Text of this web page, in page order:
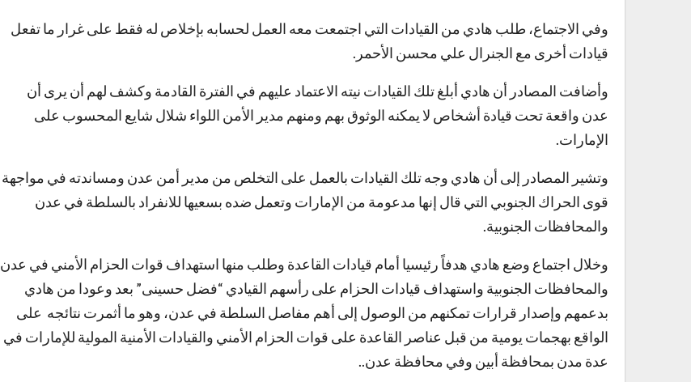
وفي الاجتماع، طلب هادي من القيادات التي اجتمعت معه العمل لحسابه بإخلاص له فقط على غرار ما تفعل
قيادات أخرى مع الجنرال علي محسن الأحمر.
وأضافت المصادر أن هادي أبلغ تلك القيادات نيته الاعتماد عليهم في الفترة القادمة وكشف لهم أن يرى أن
عدن واقعة تحت قيادة أشخاص لا يمكنه الوثوق بهم ومنهم مدير الأمن اللواء شلال شايع المحسوب على
الإمارات.
وتشير المصادر إلى أن هادي وجه تلك القيادات بالعمل على التخلص من مدير أمن عدن ومساندته في مواجهة
قوى الحراك الجنوبي التي قال إنها مدعومة من الإمارات وتعمل ضده بسعيها للانفراد بالسلطة في عدن
والمحافظات الجنوبية.
وخلال اجتماع وضع هادي هدفاً رئيسيا أمام قيادات القاعدة وطلب منها استهداف قوات الحزام الأمني في عدن
والمحافظات الجنوبية واستهداف قيادات الحزام على رأسهم القيادي “فضل حسينى” بعد وعودا من هادي
بدعمهم وإصدار قرارات تمكنهم من الوصول إلى أهم مفاصل السلطة في عدن، وهو ما أثمرت نتائجه على
الواقع بهجمات يومية من قبل عناصر القاعدة على قوات الحزام الأمني والقيادات الأمنية المولية للإمارات في
عدة مدن بمحافظة أبين وفي محافظة عدن..